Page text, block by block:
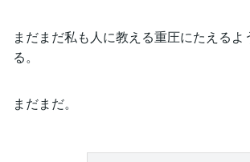
まだまだ私も人に教える重圧にたえるよ
る。
まだまだ。